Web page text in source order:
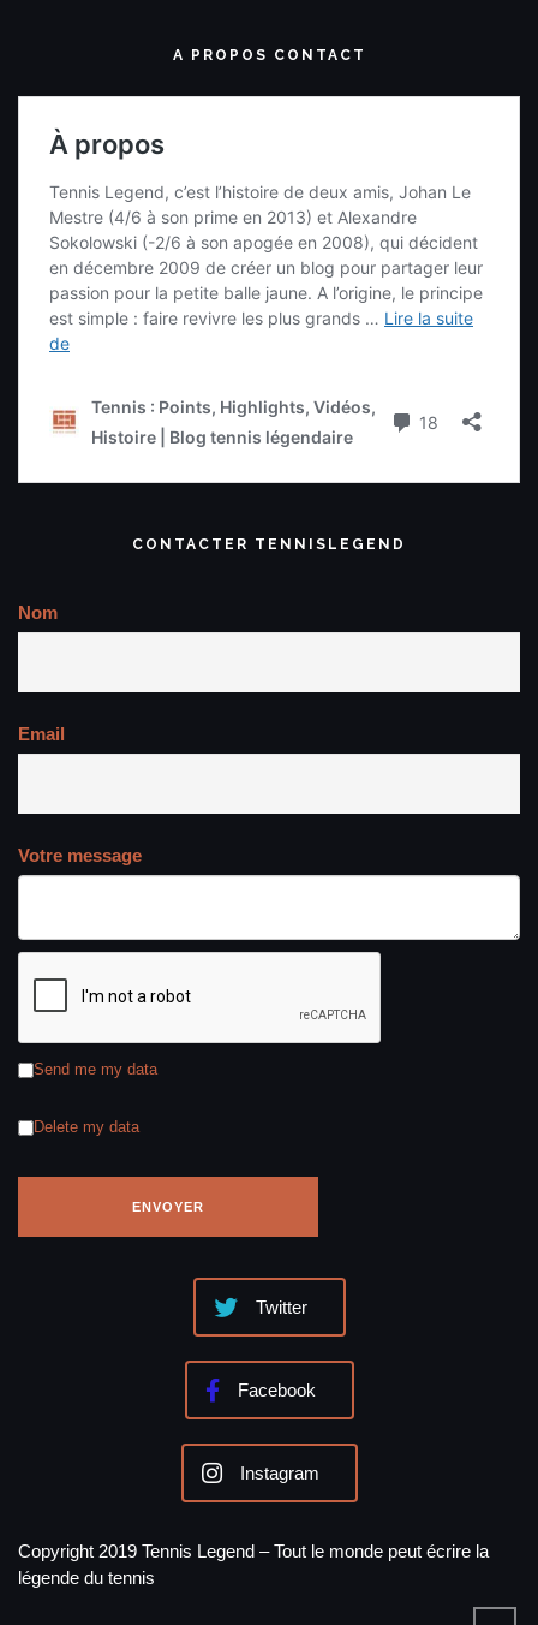
A PROPOS CONTACT
CONTACTER TENNISLEGEND
Nom
Email
Votre message
Send me my data
Delete my data
Twitter
Facebook
Instagram
Copyright 2019 Tennis Legend – Tout le monde peut écrire la
légende du tennis